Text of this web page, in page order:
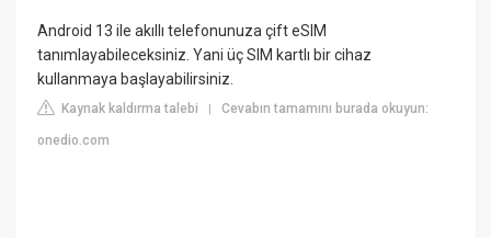
Android 13 ile akıllı telefonunuza çift eSIM
tanımlayabileceksiniz. Yani üç SIM kartlı bir cihaz
kullanmaya başlayabilirsiniz.
Kaynak kaldırma talebi |Cevabın tamamını burada okuyun:
onedio.com